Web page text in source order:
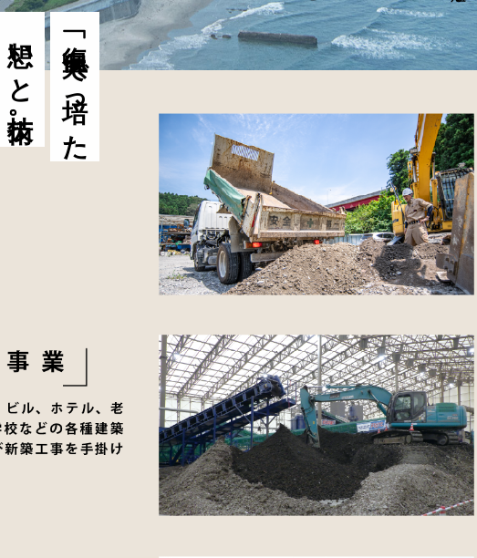
想いと技術。 「復興」で培った